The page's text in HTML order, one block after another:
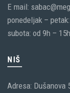
E mail:
ponedeljak –
subota: od 9h – 15h
NIŠ
Adresa: Dušanova